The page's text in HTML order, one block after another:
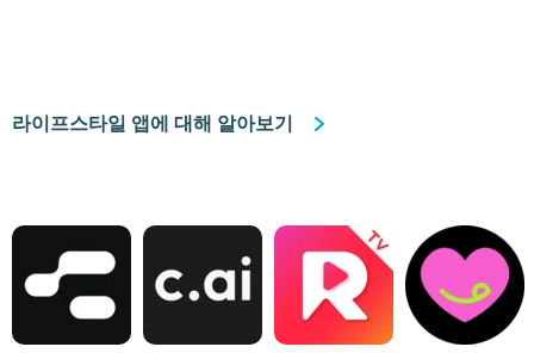
라이프스타일 앱에 대해 알아보기